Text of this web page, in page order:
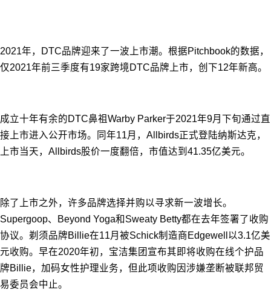
2021年，DTC品牌迎来了一波上市潮。根据Pitchbook的数据，
仅2021年前三季度有19家跨境DTC品牌上市，创下12年新高。
成立十年有余的DTC鼻祖Warby Parker于2021年9月下旬通过直
接上市进入公开市场。同年11月，Allbirds正式登陆纳斯达克，
上市当天，Allbirds股价一度翻倍，市值达到41.35亿美元。
除了上市之外，许多品牌选择并购以寻求新一波增长。
Supergoop、Beyond Yoga和Sweaty Betty都在去年签署了收购
协议。剃须品牌Billie在11月被Schick制造商Edgewell以3.1亿美
元收购。早在2020年初，宝洁集团宣布其即将收购在线个护品
牌Billie，加码女性护理业务，但此项收购因涉嫌垄断被联邦贸
易委员会中止。